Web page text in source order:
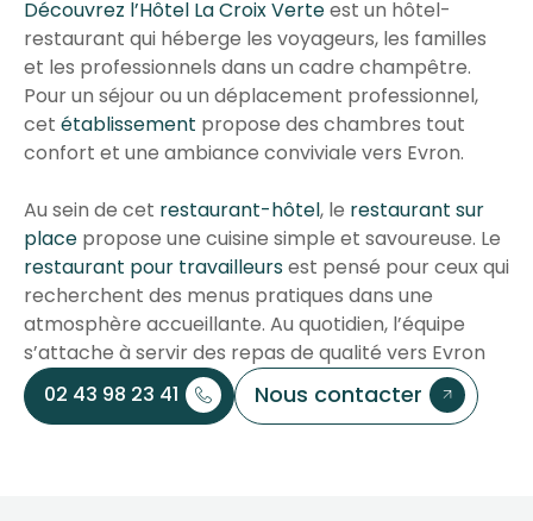
Découvrez l’Hôtel La Croix Verteest un hôtel-
restaurant qui héberge les voyageurs, les familles
et les professionnels dans un cadre champêtre.
Pour un séjour ou un déplacement professionnel,
cet établissement propose des chambres tout
confort et une ambiance conviviale vers Evron.
Au sein de cet restaurant-hôtel, le restaurant sur
place propose une cuisine simple et savoureuse. Le
restaurant pour travailleursest pensé pour ceux qui
recherchent des menus pratiques dans une
atmosphère accueillante. Au quotidien, l’équipe
s’attache à servir des repas de qualité vers Evron
02 43 98 23 41
Nous contacter